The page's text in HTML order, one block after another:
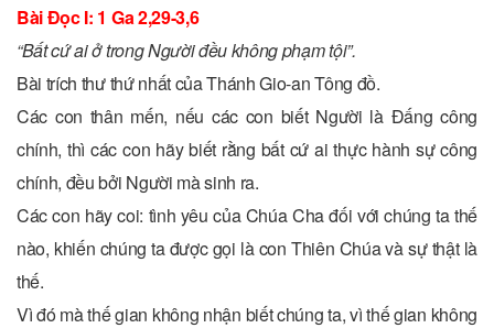
Bài Ðọc I: 1 Ga 2,29-3,6
“Bất cứ ai ở trong Người đều không phạm tội”.
Bài trích thư thứ nhất của Thánh Gio-an Tông đồ.
Các con thân mến, nếu các con biết Người là Ðấng công
chính, thì các con hãy biết rằng bất cứ ai thực hành sự công
chính, đều bởi Người mà sinh ra.
Các con hãy coi: tình yêu của Chúa Cha đối với chúng ta thế
nào, khiến chúng ta được gọi là con Thiên Chúa và sự thật là
thế.
Vì đó mà thế gian không nhận biết chúng ta, vì thế gian không